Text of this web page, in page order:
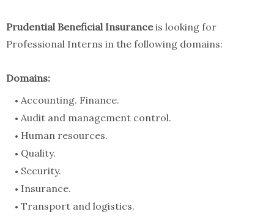
Prudential Beneficial Insuranceis looking for
Professional Interns in the following domains:
Domains:
Accounting. Finance.
Audit and management control.
Human resources.
Quality.
Security.
Insurance.
Transport and logistics.